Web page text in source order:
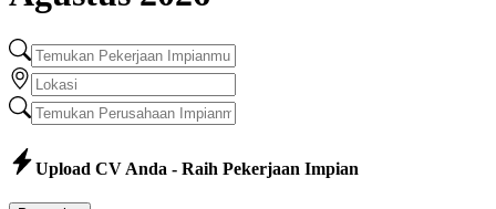
Upload CV Anda - Raih Pekerjaan Impian